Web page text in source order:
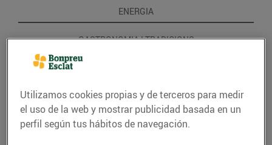
ENERGIA
GASTRONOMIA I TRADICIONS
Utilizamos cookies propias y de terceros para medir
el uso de la web y mostrar publicidad basada en un
perfil según tus hábitos de navegación.